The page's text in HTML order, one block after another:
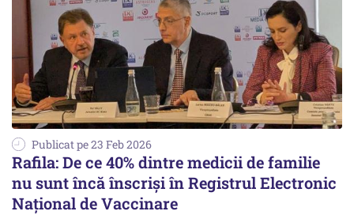
Publicat pe 23 Feb 2026
Rafila: De ce 40% dintre medicii de familie
nu sunt încă înscriși în Registrul Electronic
Național de Vaccinare